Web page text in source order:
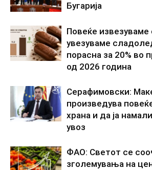
Бугарија
Повеќе
увезуваме
порасна за 20% во
од 2026 година
Серафимовски:
произведува
храна и да ја
увоз
ФАО: Светот се
зголемувања на